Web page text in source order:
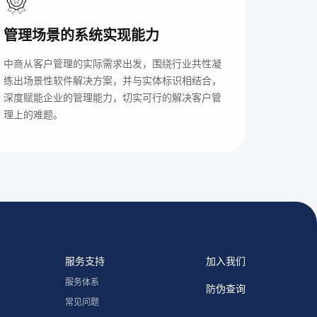
管理场景的系统实现能力
中商从客户管理的实际需求出发，围绕行业共性凝
练出场景性软件解决方案，并与实体标识相结合，
深度赋能企业的管理能力，切实可行的解决客户管
理上的难题。
服务支持
服务体系
常见问题
加入我们
防伪查询